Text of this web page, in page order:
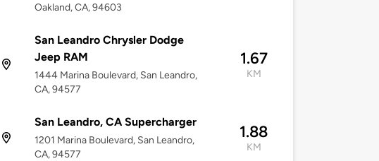
Oakland, CA, 94603
San Leandro Chrysler Dodge
Jeep RAM
1444 Marina Boulevard, San Leandro,
CA, 94577
1.67
KM
San Leandro, CA Supercharger
1201 Marina Boulevard, San Leandro,
CA, 94577
1.88
KM